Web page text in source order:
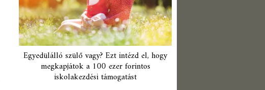
Egyedülálló szülő vagy? Ezt intézd el, hogy
megkapjátok a 100 ezer forintos
iskolakezdési támogatást